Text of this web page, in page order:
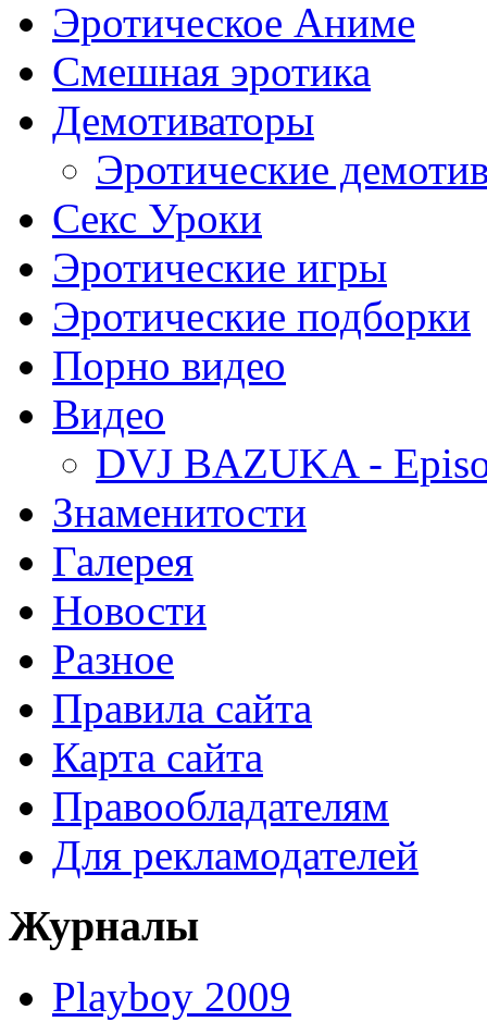
Эротическое Аниме
Смешная эротика
Демотиваторы
Эротические
Секс Уроки
Эротические игры
Эротические подборки
Порно видео
Видео
DVJ BAZUKA -
Знаменитости
Галерея
Новости
Разное
Правила сайта
Карта сайта
Правообладателям
Для рекламодателей
Журналы
Playboy 2009